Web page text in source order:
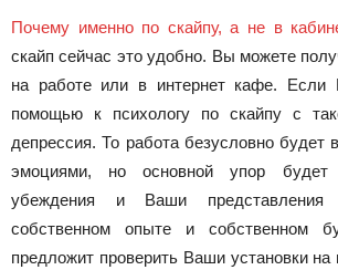
Почему именно по скайпу, а не в
скайп сейчас это удобно. Вы можете
на работе или в интернет кафе. Если
помощью к психологу по скайпу с
депрессия. То работа безусловно будет
эмоциями, но основной упор
убеждения и Ваши
собственном опыте и собственном
предложит проверить Ваши установки